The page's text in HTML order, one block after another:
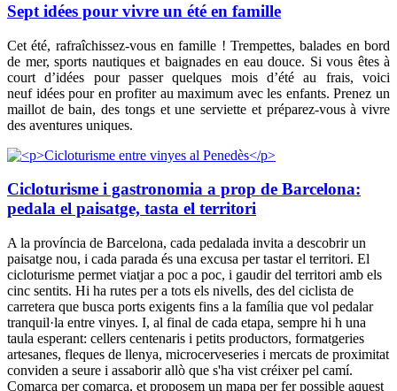
Sept idées pour vivre un été en famille
Cet été, rafraîchissez-vous en famille ! Trempettes, balades en bord
de mer, sports nautiques et baignades en eau douce. Si vous êtes à
court d’idées pour passer quelques mois d’été au frais, voici
neuf idées pour en profiter au maximum avec les enfants. Prenez un
maillot de bain, des tongs et une serviette et préparez-vous à vivre
des aventures uniques.
Cicloturisme i gastronomia a prop de Barcelona:
pedala el paisatge, tasta el territori
A la província de Barcelona, cada pedalada invita a descobrir un
paisatge nou, i cada parada és una excusa per tastar el territori. El
cicloturisme permet viatjar a poc a poc, i gaudir del territori amb els
cinc sentits. Hi ha rutes per a tots els nivells, des del ciclista de
carretera que busca ports exigents fins a la família que vol pedalar
tranquil·la entre vinyes. I, al final de cada etapa, sempre hi h una
taula esperant: cellers centenaris i petits productors, formatgeries
artesanes, fleques de llenya, microcerveseries i mercats de proximitat
conviden a seure i assaborir allò que s'ha vist créixer pel camí.
Comarca per comarca, et proposem un mapa per fer possible aquest